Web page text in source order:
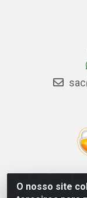
O nosso site
Lutan